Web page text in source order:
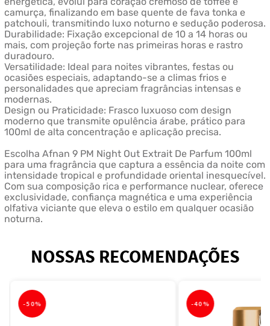
camurça, finalizando em base quente de fava tonka e
patchouli, transmitindo luxo noturno e sedução poderosa.
Durabilidade: Fixação excepcional de 10 a 14 horas ou
mais, com projeção forte nas primeiras horas e rastro
duradouro.
Versatilidade: Ideal para noites vibrantes, festas ou
ocasiões especiais, adaptando-se a climas frios e
personalidades que apreciam fragrâncias intensas e
modernas.
Design ou Praticidade: Frasco luxuoso com design
moderno que transmite opulência árabe, prático para
100ml de alta concentração e aplicação precisa.
Escolha Afnan 9 PM Night Out Extrait De Parfum 100ml
para uma fragrância que captura a essência da noite com
intensidade tropical e profundidade oriental inesquecível.
Com sua composição rica e performance nuclear, oferece
exclusividade, confiança magnética e uma experiência
olfativa viciante que eleva o estilo em qualquer ocasião
noturna.
NOSSAS RECOMENDAÇÕES
-50% -40%